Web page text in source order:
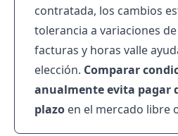
contratada, los cambios
tolerancia a variaciones
facturas y horas valle
elección. Comparar
anualmente evita pagar
plazo en el mercado libre